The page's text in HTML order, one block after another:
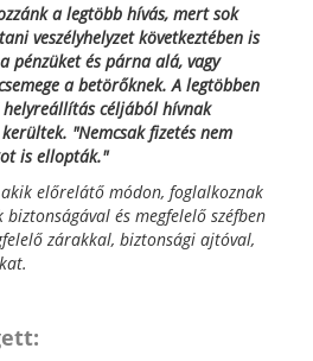
a legtöbb hívás, mert sok
veszélyhelyzet következtében is
pénzüket és párna alá, vagy
a betörőknek. A legtöbben
céljából hívnak
"Nemcsak fizetés nem
is ellopták."
akik előrelátő módon, foglalkoznak
és megfelelő széfben
zárakkal, biztonsági ajtóval,